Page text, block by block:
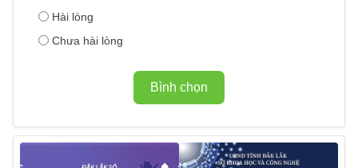
Hài lòng
Chưa hài lòng
Bình chọn